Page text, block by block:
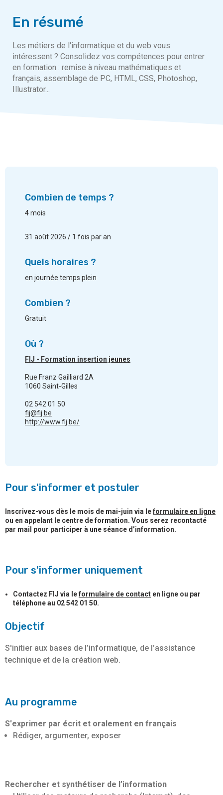
En résumé
Les métiers de l'informatique et du web vous
intéressent ? Consolidez vos compétences pour entrer
en formation : remise à niveau mathématiques et
français, assemblage de PC, HTML, CSS, Photoshop,
Illustrator...
Objectif
S'initier aux bases de l’informatique, de l’assistance
technique et de la création web.
Au programme
S'exprimer par écrit et oralement en français
Rédiger, argumenter, exposer
Rechercher et synthétiser de l’information
Combien de temps ?
4 mois
31 août 2026 / 1 fois par an
Quels horaires ?
en journée temps plein
Combien ?
Gratuit
Où ?
FIJ - Formation insertion jeunes
Rue Franz Gailliard 2A
1060 Saint-Gilles
02 542 01 50
fij@fij.be
http://www.fij.be/
Pour s'informer et postuler
Inscrivez-vous dès le mois de mai-juin via leformulaire en ligne
ou en appelant le centre de formation. Vous serez recontacté
par mail pour participer à une séance d’information.
Pour s'informer uniquement
Contactez FIJ via leformulaire de contact en ligne ou par
téléphone au 02 542 01 50.